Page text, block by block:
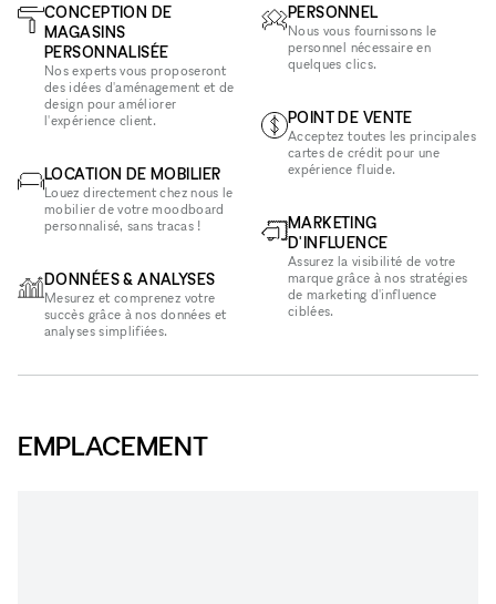
CONCEPTION DE
MAGASINS
PERSONNALISÉE
Nos experts vous proposeront
des idées d'aménagement et de
design pour améliorer
l'expérience client.
LOCATION DE MOBILIER
Louez directement chez nous le
mobilier de votre moodboard
personnalisé, sans tracas !
DONNÉES & ANALYSES
Mesurez et comprenez votre
succès grâce à nos données et
analyses simplifiées.
PERSONNEL
Nous vous fournissons le
personnel nécessaire en
quelques clics.
POINT DE VENTE
Acceptez toutes les principales
cartes de crédit pour une
expérience fluide.
MARKETING
D'INFLUENCE
Assurez la visibilité de votre
marque grâce à nos stratégies
de marketing d'influence
ciblées.
EMPLACEMENT